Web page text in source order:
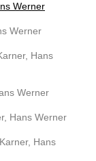
Werner
Werner
Hans
Werner
Hans Werner
Hans